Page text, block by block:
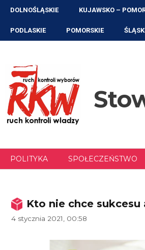
Przejdź
treści
DOLNOŚLĄSKIE KUJAWSKO –
PODLASKIE POMORSKIE
POLITYKA SPOŁECZEŃSTWO
Kto nie chce
4 stycznia 2021, 00:58